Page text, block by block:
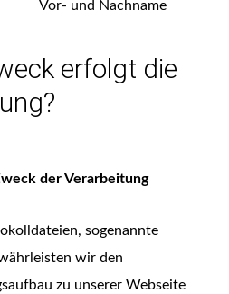
Vor- und Nachname
erfolgt die
der Verarbeitung
sogenannte
wir den
zu unserer Webseite